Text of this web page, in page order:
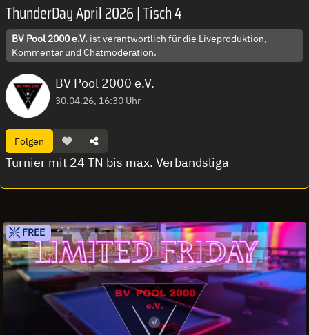
ThunderDay April 2026 | Tisch 4
BV Pool 2000 e.V. ist verantwortlich für die Liveproduktion,
Kommentar und Chatmoderation.
BV Pool 2000 e.V.
30.04.26, 16:30 Uhr
Folgen
Turnier mit 24 TN bis max. Verbandsliga
FREE